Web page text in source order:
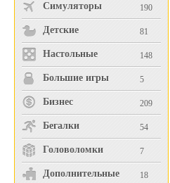
Симуляторы 190
Детские 81
Настольные 148
Большие игры 5
Бизнес 209
Бегалки 54
Головоломки 7
Дополнительные 18